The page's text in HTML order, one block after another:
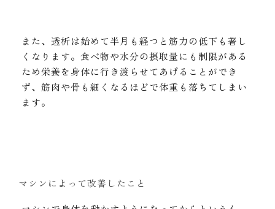
また、透析は始めて半月も経つと筋力の低下も著し
くなります。食べ物や水分の摂取量にも制限がある
ため栄養を身体に行き渡らせてあげることができ
ず、筋肉や骨も細くなるほどで体重も落ちてしまい
ます。
マシンによって改善したこと